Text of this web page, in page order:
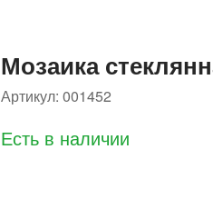
Мозаика
Артикул: 001452
Есть в наличии